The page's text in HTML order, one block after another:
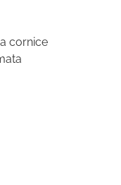
cornice